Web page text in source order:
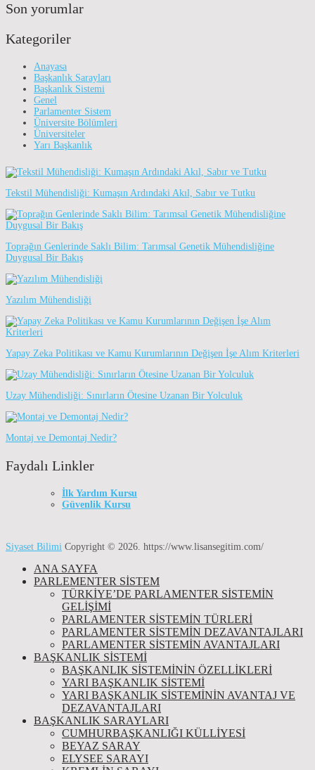
Son yorumlar
Kategoriler
Anayasa
Başkanlık Sarayları
Başkanlık Sistemi
Genel
Parlamenter Sistem
Üniversite Bölümleri
Üniversiteler
Yarı Başkanlık
Tekstil Mühendisliği: Kumaşın Ardındaki Akıl, Sabır ve Tutku
Toprağın Genlerinde Saklı Bilim: Tarımsal Genetik Mühendisliğine
Duygusal Bir Bakış
Yazılım Mühendisliği
Yapay Zeka Politikası ve Kamu Kurumlarının Değişen İşe Alım Kriterleri
Uzay Mühendisliği: Sınırların Ötesine Uzanan Bir Yolculuk
Montaj ve Demontaj Nedir?
Faydalı Linkler
İlk Yardım Kursu
Güvenlik Kursu
Siyaset Bilimi Copyright © 2026. https://www.lisansegitim.com/
ANA SAYFA
PARLEMENTER SİSTEM
TÜRKIYE’DE PARLAMENTER SISTEMIN
GELIŞIMI
PARLAMENTER SİSTEMİN TÜRLERİ
PARLAMENTER SİSTEMİN DEZAVANTAJLARI
PARLAMENTER SİSTEMİN AVANTAJLARI
BAŞKANLIK SİSTEMİ
BAŞKANLIK SISTEMININ ÖZELLIKLERI
YARI BAŞKANLIK SISTEMI
YARI BAŞKANLIK SISTEMININ AVANTAJ VE
DEZAVANTAJLARI
BAŞKANLIK SARAYLARI
CUMHURBAŞKANLIĞI KÜLLİYESİ
BEYAZ SARAY
ELYSEE SARAYI